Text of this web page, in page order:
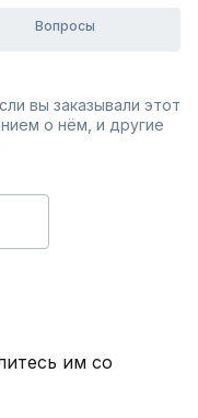
Вопросы
вы заказывали этот
о нём, и другие
им со